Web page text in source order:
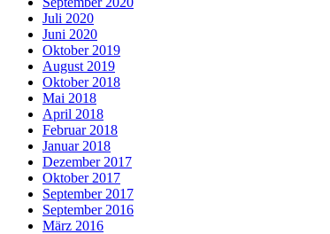
Juli 2020
Juni 2020
Oktober 2019
August 2019
Oktober 2018
Mai 2018
April 2018
Februar 2018
Januar 2018
Dezember 2017
Oktober 2017
September 2017
September 2016
März 2016